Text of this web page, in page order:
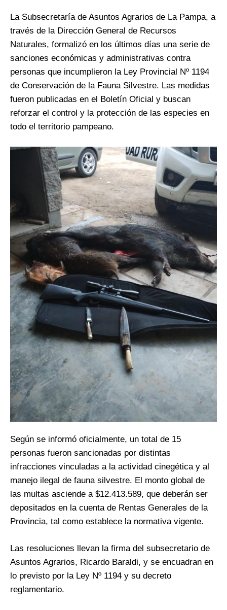
La Subsecretaría de Asuntos Agrarios de La Pampa, a
través de la Dirección General de Recursos
Naturales, formalizó en los últimos días una serie de
sanciones económicas y administrativas contra
personas que incumplieron la Ley Provincial Nº 1194
de Conservación de la Fauna Silvestre. Las medidas
fueron publicadas en el Boletín Oficial y buscan
reforzar el control y la protección de las especies en
todo el territorio pampeano.
Según se informó oficialmente, un total de 15
personas fueron sancionadas por distintas
infracciones vinculadas a la actividad cinegética y al
manejo ilegal de fauna silvestre. El monto global de
las multas asciende a $12.413.589, que deberán ser
depositados en la cuenta de Rentas Generales de la
Provincia, tal como establece la normativa vigente.
Las resoluciones llevan la firma del subsecretario de
Asuntos Agrarios, Ricardo Baraldi, y se encuadran en
lo previsto por la Ley Nº 1194 y su decreto
reglamentario.